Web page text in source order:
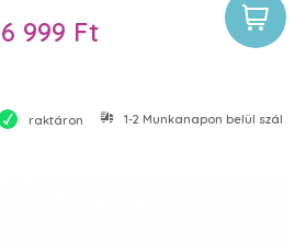
6 999 Ft
raktáron 1-2 Munkanapon belül szállítjuk